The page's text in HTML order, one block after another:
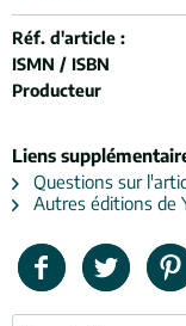
Réf. d'article :
ISMN / ISBN
Producteur
Liens
Questions sur
Autres éditions de